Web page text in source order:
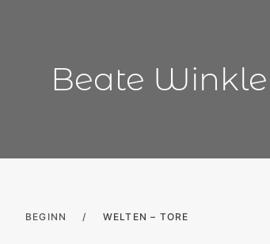
Beate
BEGINN / WELTEN – TORE